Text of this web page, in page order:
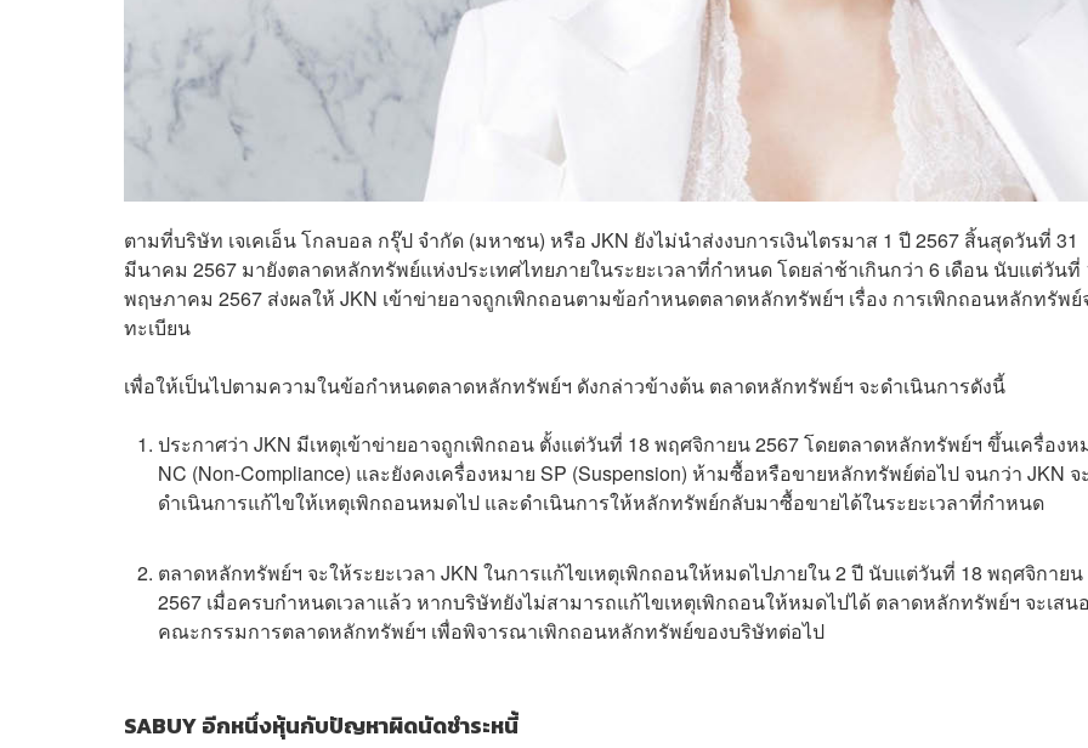
ตามที่บริษัท เจเคเอ็น โกลบอล กรุ๊ป จำกัด (มหาชน) หรือ JKN ยังไม่นำส่งงบการเงินไตรมาส 1 ปี 2567 สิ้นสุดวันที่ 31
มีนาคม 2567 มายังตลาดหลักทรัพย์แห่งประเทศไทยภายในระยะเวลาที่กำหนด โดยล่าช้าเกินกว่า 6 เดือน นับแต่วันที่
พฤษภาคม 2567 ส่งผลให้ JKN เข้าข่ายอาจถูกเพิกถอนตามข้อกำหนดตลาดหลักทรัพย์ฯ เรื่อง การเพิกถอนหลักทรัพย์
ทะเบียน
เพื่อให้เป็นไปตามความในข้อกำหนดตลาดหลักทรัพย์ฯ ดังกล่าวข้างต้น ตลาดหลักทรัพย์ฯ จะดำเนินการดังนี้
ประกาศว่า JKN มีเหตุเข้าข่ายอาจถูกเพิกถอน ตั้งแต่วันที่ 18 พฤศจิกายน 2567 โดยตลาดหลักทรัพย์ฯ ขึ้นเครื่องห
NC (Non-Compliance) และยังคงเครื่องหมาย SP (Suspension) ห้ามซื้อหรือขายหลักทรัพย์ต่อไป จนกว่า JKN จ
ดำเนินการแก้ไขให้เหตุเพิกถอนหมดไป และดำเนินการให้หลักทรัพย์กลับมาซื้อขายได้ในระยะเวลาที่กำหนด
ตลาดหลักทรัพย์ฯ จะให้ระยะเวลา JKN ในการแก้ไขเหตุเพิกถอนให้หมดไปภายใน 2 ปี นับแต่วันที่ 18 พฤศจิกายน
2567 เมื่อครบกำหนดเวลาแล้ว หากบริษัทยังไม่สามารถแก้ไขเหตุเพิกถอนให้หมดไปได้ ตลาดหลักทรัพย์ฯ จะเสน
คณะกรรมการตลาดหลักทรัพย์ฯ เพื่อพิจารณาเพิกถอนหลักทรัพย์ของบริษัทต่อไป
SABUY อีกหนึ่งหุ้นกับปัญหาผิดนัดชำระหนี้